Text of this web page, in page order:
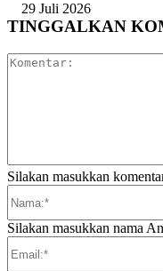
29 Juli 2026
TINGGALKAN
Silakan masukkan
Silakan masukkan nama